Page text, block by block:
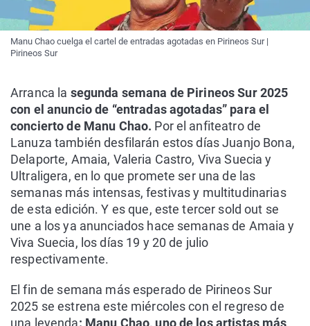
Manu Chao cuelga el cartel de entradas agotadas en Pirineos Sur |
Pirineos Sur
Arranca la segunda semana de Pirineos Sur 2025
con el anuncio de “entradas agotadas” para el
concierto de Manu Chao. Por el anfiteatro de
Lanuza también desfilarán estos días Juanjo Bona,
Delaporte, Amaia, Valeria Castro, Viva Suecia y
Ultraligera, en lo que promete ser una de las
semanas más intensas, festivas y multitudinarias
de esta edición. Y es que, este tercer sold out se
une a los ya anunciados hace semanas de Amaia y
Viva Suecia, los días 19 y 20 de julio
respectivamente.
El fin de semana más esperado de Pirineos Sur
2025 se estrena este miércoles con el regreso de
una leyenda: Manu Chao, uno de los artistas más